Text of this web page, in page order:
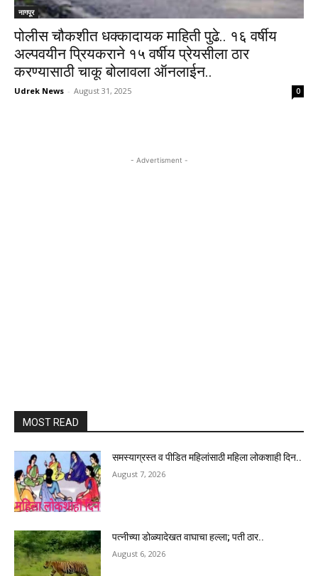
नागपूर
पोलीस चौकशीत धक्कादायक माहिती पुढे.. १६ वर्षीय
अल्पवयीन प्रियकराने १५ वर्षीय प्रेयसीला ठार
करण्यासाठी चाकू बोलावला ऑनलाईन..
Udrek News - August 31, 2025 0
- Advertisment -
MOST READ
समस्याग्रस्त व पीडित महिलांसाठी महिला लोकशाही दिन..
August 7, 2026
पत्नीच्या डोळ्यादेखत वाघाचा हल्ला; पती ठार..
August 6, 2026